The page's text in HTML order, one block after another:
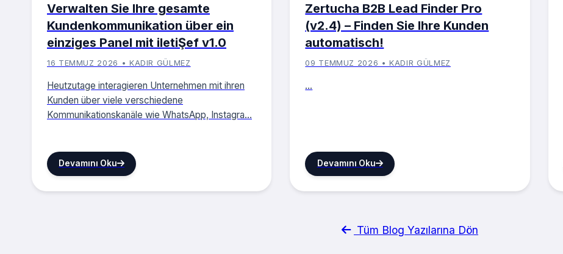
Verwalten Sie Ihre gesamte
Kundenkommunikation über ein
einziges Panel mit iletiŞef v1.0
16 TEMMUZ 2026 • KADIR GÜLMEZ
Heutzutage interagieren Unternehmen mit ihren
Kunden über viele verschiedene
Kommunikationskanäle wie WhatsApp, Instagra...
Devamını Oku
Zertucha B2B Lead Finder Pro
(v2.4) – Finden Sie Ihre Kunden
automatisch!
09 TEMMUZ 2026 • KADIR GÜLMEZ
...
Devamını Oku
Tüm Blog Yazılarına Dön